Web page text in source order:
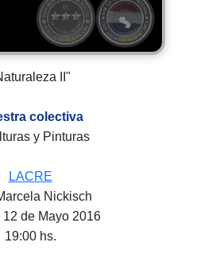
II"
colectiva
y Pinturas
LACRE
Nickisch
12 de Mayo 2016
19:00 hs.